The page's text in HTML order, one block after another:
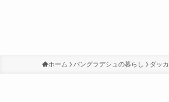
ホーム バングラデシュの暮らし ダッ